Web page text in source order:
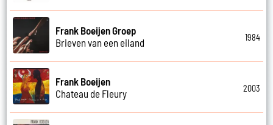
Frank Boeijen Groep
Brieven van een eiland
1984
Frank Boeijen
Chateau de Fleury
2003